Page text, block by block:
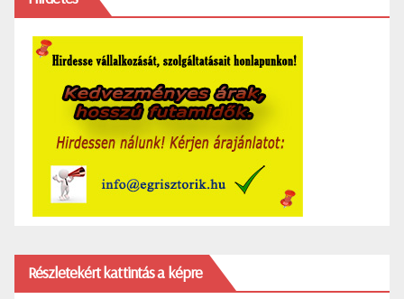
Részletekért kattintás a képre